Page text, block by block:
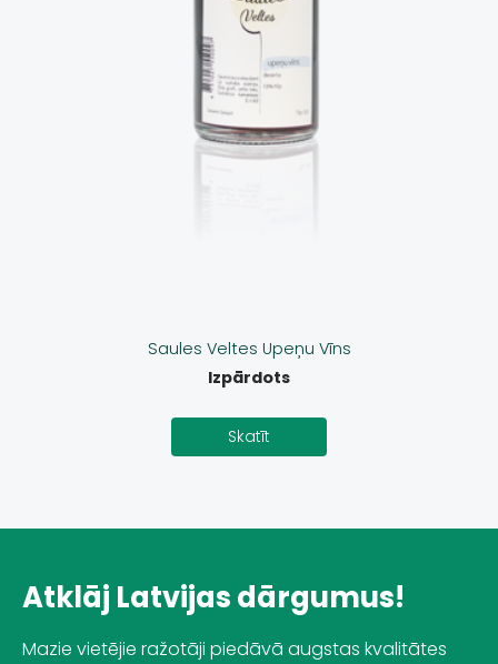
Saules Veltes Upeņu Vīns
Izpārdots
Skatīt
Atklāj Latvijas dārgumus!
Mazie vietējie ražotāji piedāvā augstas kvalitātes